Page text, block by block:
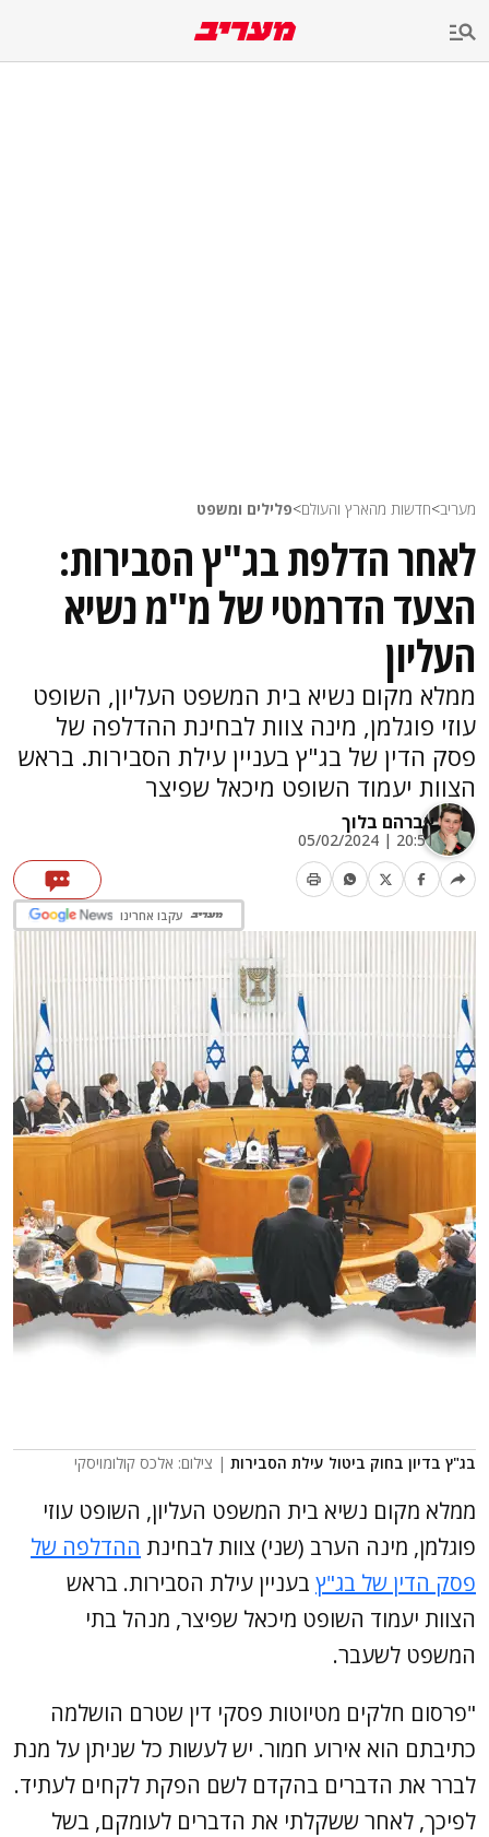
מעריב>חדשות מהארץ והעולם>פלילים ומשפט
לאחר הדלפת בג"ץ הסבירות:
הצעד הדרמטי של מ"מ נשיא
העליון
ממלא מקום נשיא בית המשפט העליון, השופט
עוזי פוגלמן, מינה צוות לבחינת ההדלפה של
פסק הדין של בג"ץ בעניין עילת הסבירות. בראש
הצוות יעמוד השופט מיכאל שפיצר
אברהם בלוך
20:51 | 05/02/2024
עקבו אחרינו
בג"ץ בדיון בחוק ביטול עילת הסבירות | צילום: אלכס קולומויסקי
ממלא מקום נשיא בית המשפט העליון, השופט עוזי
פוגלמן, מינה הערב (שני) צוות לבחינת ההדלפה של
פסק הדין של בג"ץ בעניין עילת הסבירות. בראש
הצוות יעמוד השופט מיכאל שפיצר, מנהל בתי
המשפט לשעבר.
"פרסום חלקים מטיוטות פסקי דין שטרם הושלמה
כתיבתם הוא אירוע חמור. יש לעשות כל שניתן על מנת
לברר את הדברים בהקדם לשם הפקת לקחים לעתיד.
לפיכך, לאחר ששקלתי את הדברים לעומקם, בשל